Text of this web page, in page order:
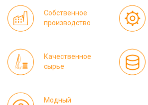
Собственное
производство
Качественное
сырье
Модный